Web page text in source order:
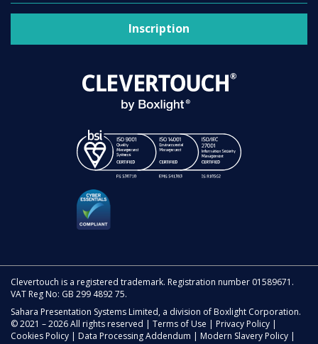
Inscription
Clevertouch is a registered trademark. Registration number 01589671.
VAT Reg No: GB 299 4892 75.
Sahara Presentation Systems Limited, a division of Boxlight Corporation.
© 2021 – 2026 All rights reserved | Terms of Use | Privacy Policy |
Cookies Policy | Data Processing Addendum | Modern Slavery Policy |